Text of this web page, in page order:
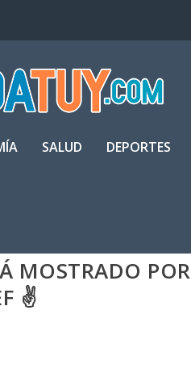
SALUD DEPORTES
MOSTRADO POR
✌